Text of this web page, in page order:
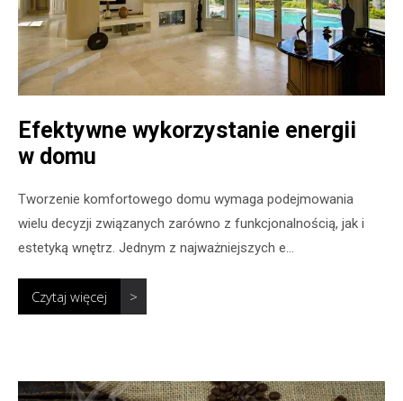
Efektywne wykorzystanie energii
w domu
Tworzenie komfortowego domu wymaga podejmowania
wielu decyzji związanych zarówno z funkcjonalnością, jak i
estetyką wnętrz. Jednym z najważniejszych e...
Czytaj więcej >